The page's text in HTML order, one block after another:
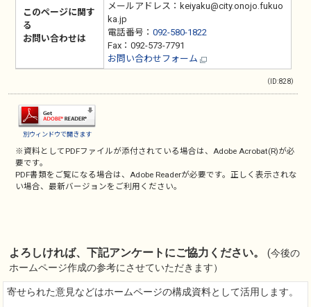
このページに関す
る
お問い合わせは
メールアドレス：keiyaku@city.onojo.fukuo
ka.jp
電話番号： 092-580-1822
Fax：092-573-7791
お問い合わせフォーム
（ID:828）
別ウィンドウで開きます
※資料としてPDFファイルが添付されている場合は、Adobe Acrobat(R)が必
要です。
PDF書類をご覧になる場合は、Adobe Readerが必要です。正しく表示されな
い場合、最新バージョンをご利用ください。